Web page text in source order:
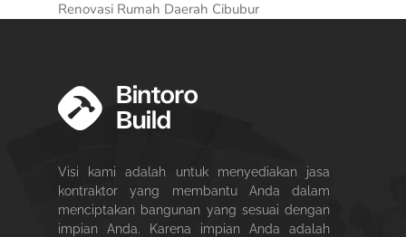
Renovasi Rumah Daerah Cibubur
Visi kami adalah untuk menyediakan jasa
kontraktor yang membantu Anda dalam
menciptakan bangunan yang sesuai dengan
impian Anda. Karena impian Anda adalah